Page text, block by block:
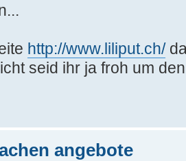
http://www.liliput.ch/
seid ihr ja froh um
angebote